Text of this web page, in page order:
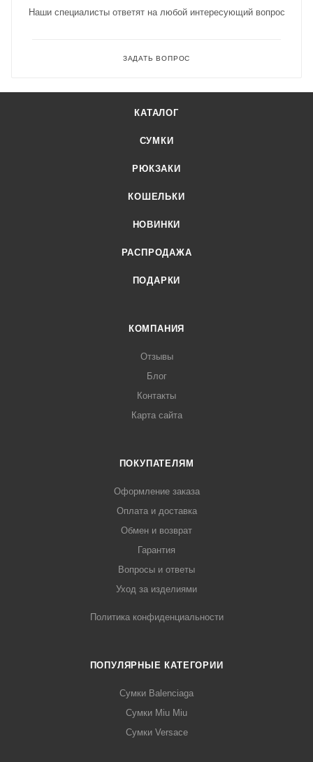
Наши специалисты ответят на любой интересующий вопрос
ЗАДАТЬ ВОПРОС
КАТАЛОГ
СУМКИ
РЮКЗАКИ
КОШЕЛЬКИ
НОВИНКИ
РАСПРОДАЖА
ПОДАРКИ
КОМПАНИЯ
Отзывы
Блог
Контакты
Карта сайта
ПОКУПАТЕЛЯМ
Оформление заказа
Оплата и доставка
Обмен и возврат
Гарантия
Вопросы и ответы
Уход за изделиями
Политика конфиденциальности
ПОПУЛЯРНЫЕ КАТЕГОРИИ
Сумки Balenciaga
Сумки Miu Miu
Сумки Versace